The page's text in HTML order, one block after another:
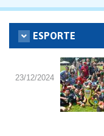
ESPORTE
23/12/2024